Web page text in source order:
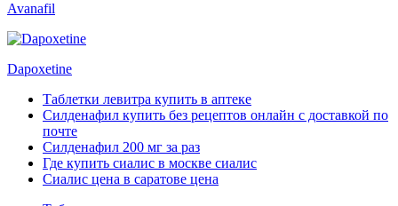
Avanafil
Dapoxetine
Таблетки левитра купить в аптеке
Силденафил купить без рецептов онлайн с доставкой по
почте
Силденафил 200 мг за раз
Где купить сиалис в москве сиалис
Сиалис цена в саратове цена